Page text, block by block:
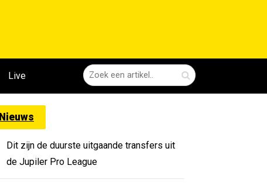
Live
Nieuws
Dit zijn de duurste uitgaande transfers uit
de Jupiler Pro League